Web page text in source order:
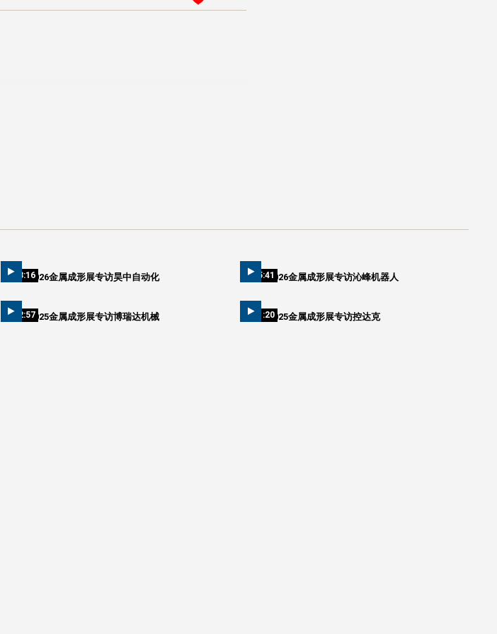
03:162026金属成形展专访昊中自动化 05:412026金属成形展专访沁峰机器人
02:572025金属成形展专访博瑞达机械 01:202025金属成形展专访控达克